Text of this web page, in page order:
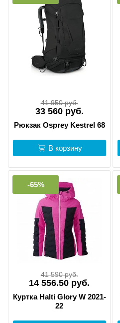
41 950 руб.
33 560 руб.
Рюкзак Osprey Kestrel 68
В корзину
-65%
41 590 руб.
14 556.50 руб.
Куртка Halti Glory W 2021-
22